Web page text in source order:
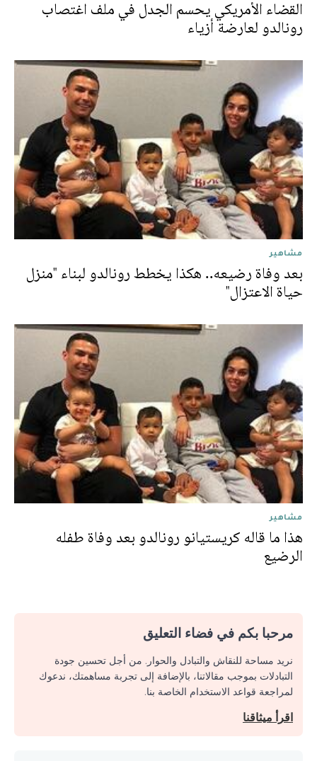
القضاء الأمريكي يحسم الجدل في ملف اغتصاب
رونالدو لعارضة أزياء
مشاهير
بعد وفاة رضيعه.. هكذا يخطط رونالدو لبناء "منزل
حياة الاعتزال"
مشاهير
هذا ما قاله كريستيانو رونالدو بعد وفاة طفله
الرضيع
مرحبا بكم في فضاء التعليق
نريد مساحة للنقاش والتبادل والحوار. من أجل تحسين جودة
التبادلات بموجب مقالاتنا، بالإضافة إلى تجربة مساهمتك، ندعوك
لمراجعة قواعد الاستخدام الخاصة بنا.
اقرأ ميثاقنا